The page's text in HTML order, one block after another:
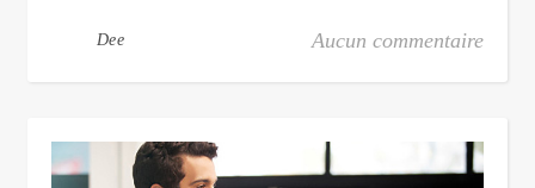
Dee Aucun commentaire